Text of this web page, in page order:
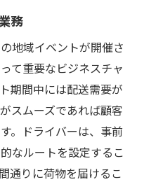
務
地域イベントが開催さ
て重要なビジネスチャ
期間中には配送需要が
スムーズであれば顧客
。ドライバーは、事前
なルートを設定するこ
通りに荷物を届けるこ